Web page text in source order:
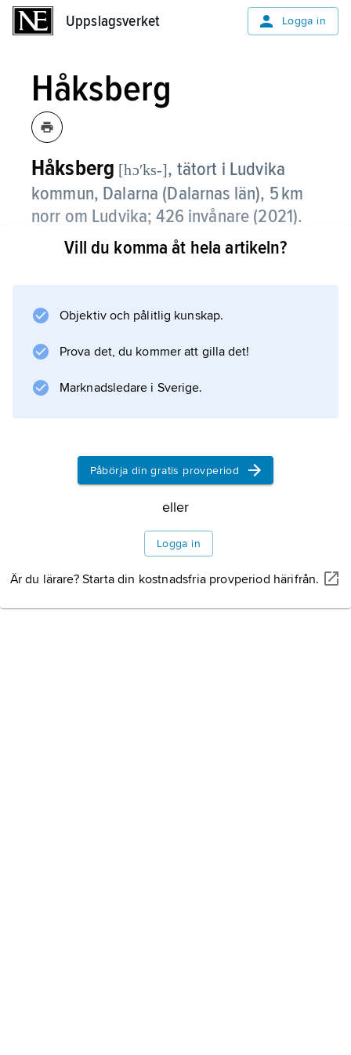
Uppslagsverket Logga in
Håksberg
Håksberg [hɔʹks-], tätort i Ludvika
kommun, Dalarna (Dalarnas län), 5 km
norr om Ludvika;426 invånare (2021).
Håksberg har få arbetsplatser, och pendlingen
Vill du komma åt hela artikeln?
Objektiv och pålitlig kunskap.
Prova det, du kommer att gilla det!
Marknadsledare i Sverige.
Påbörja din gratis provperiod
eller
Logga in
Är du lärare? Starta din kostnadsfria provperiod härifrån.